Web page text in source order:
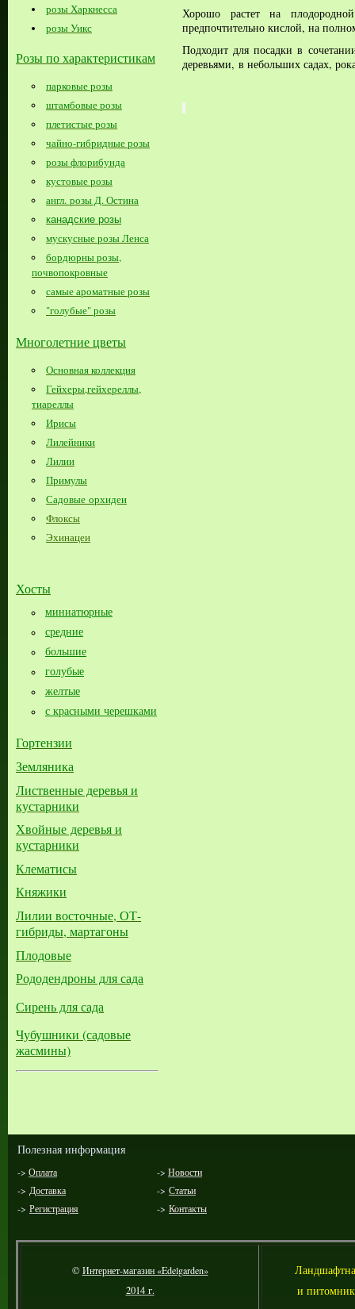
розы Харкнесса
розы Уикс
Розы по характеристикам
парковые розы
штамбовые розы
плетистые розы
чайно-гибридные розы
розы флорибунда
кустовые розы
англ. розы Д. Остина
канадские розы
мускусные розы Ленса
бордюрны розы,
почвопокровные
самые ароматные розы
"голубые" розы
Многолетние цветы
Основная коллекция
Гейхеры,гейхереллы,
тиареллы
Ирисы
Лилейники
Лилии
Примулы
Садовые орхидеи
Флоксы
Эхинацеи
Хосты
миниатюрные
средние
большие​
голубые
желтые
с красными черешками
Гортензии
Земляника
Лиственные деревья и
кустарники
Хвойные деревья и
кустарники
Клематисы
Княжики
Лилии восточные, ОТ-
гибриды, мартагоны
Плодовые
Рододендроны для сада
Сирень для сада
Чубушники (садовые
жасмины)
Хорошо растет на
предпочтительно кислой, на
Подходит для посадки в
деревьями, в небольших садах,
Полезная информация
-> Оплата -> Новости
-> Доставка -> Статьи
-> Регистрация -> Контакты
©Интернет-магазин «Edelgarden»
2014 г.
Л
и питомник